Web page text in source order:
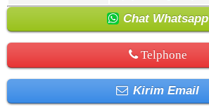
Chat Whatsapp
Telphone
Kirim Email